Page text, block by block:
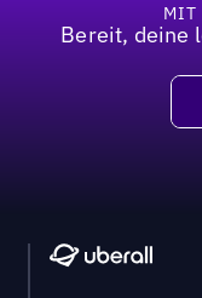
MIT
Bereit, deine